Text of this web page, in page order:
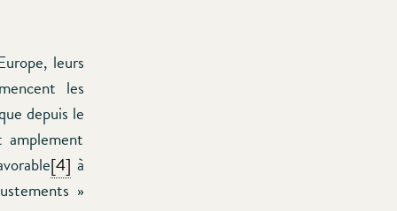
leurs
les
depuis le
amplement
[4] à
»